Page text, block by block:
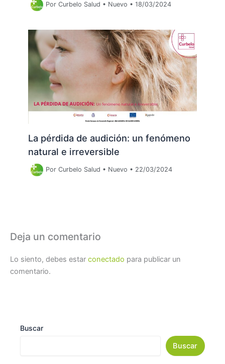
PorCurbelo Salud • Nuevo •18/03/2024
La pérdida de audición: un fenómeno
natural e irreversible
PorCurbelo Salud • Nuevo • 22/03/2024
Deja un comentario
Lo siento, debes estar conectado para publicar un
comentario.
Buscar
Buscar